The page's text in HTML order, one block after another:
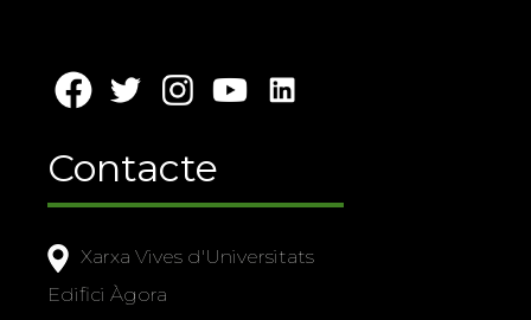
Contacte
Xarxa Vives d'Universitats
Edifici Àgora